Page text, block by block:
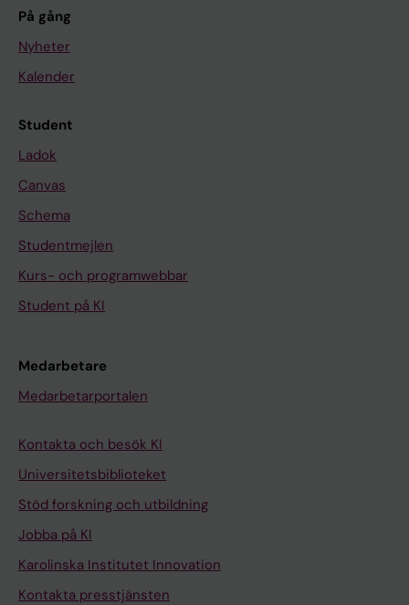
På gång
Nyheter
Kalender
Student
Ladok
Canvas
Schema
Studentmejlen
Kurs- och programwebbar
Student på KI
Medarbetare
Medarbetarportalen
Kontakta och besök KI
Universitetsbiblioteket
Stöd forskning och utbildning
Jobba på KI
Karolinska Institutet Innovation
Kontakta presstjänsten